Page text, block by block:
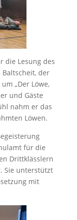
die Lesung des
der
„Der Löwe,
und Gäste
nahm er das
Löwen.
für die
Drittklässlern
Sie unterstützt
mit